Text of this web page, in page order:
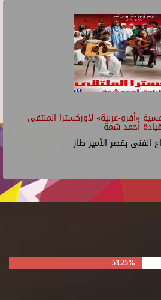
«أفرو-عربية» لأوركسترا الملتقى
أحمد شمة
الفنى بقصر الأمير طاز
53.25%